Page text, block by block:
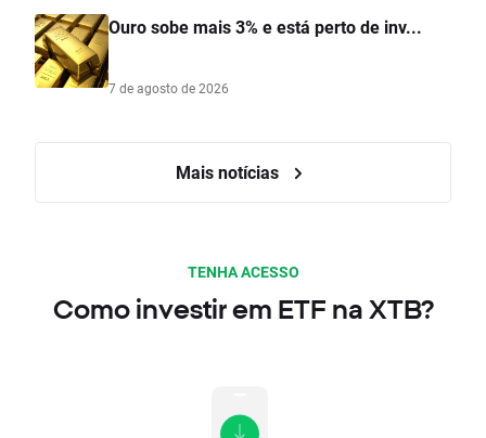
Ouro sobe mais 3% e está perto de inv...
7 de agosto de 2026
Mais notícias
TENHA ACESSO
Como investir em ETF na XTB?